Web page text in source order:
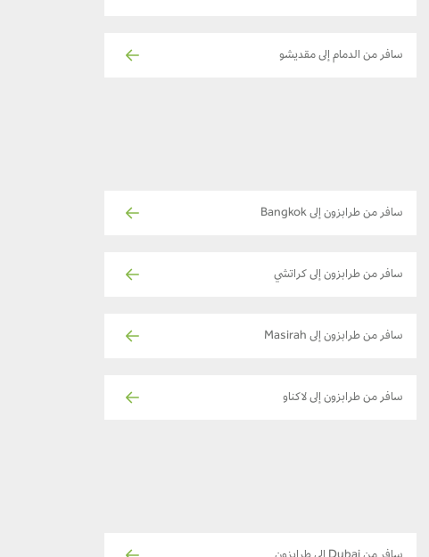
سافر من الدمام إلى مقديشو
سافر من طرابزون إلى Bangkok
سافر من طرابزون إلى كراتشي
سافر من طرابزون إلى Masirah
سافر من طرابزون إلى لاكناو